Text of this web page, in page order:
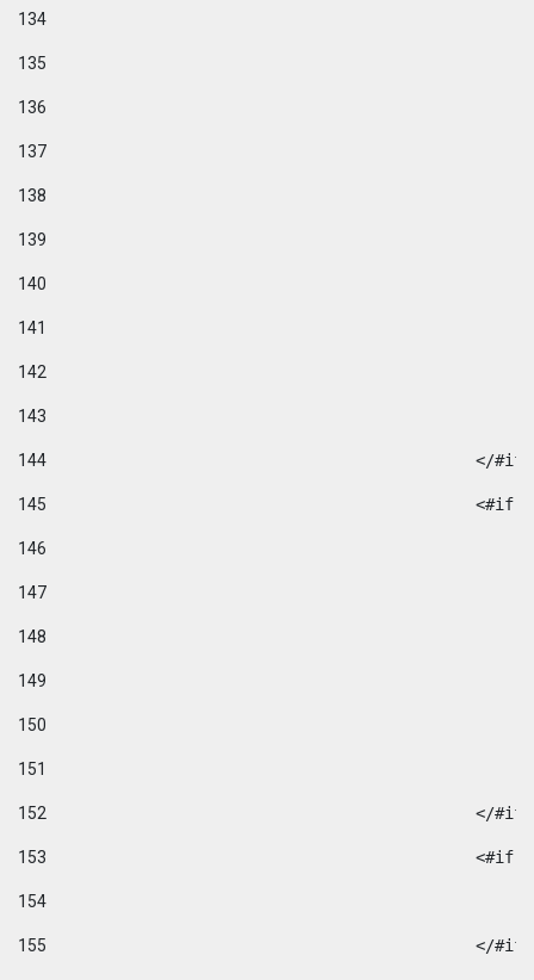
134
135
136
137
138
139
140
141
142
143
144
</
145
146
147
148
149
150
151
152
</
153
154
155
</